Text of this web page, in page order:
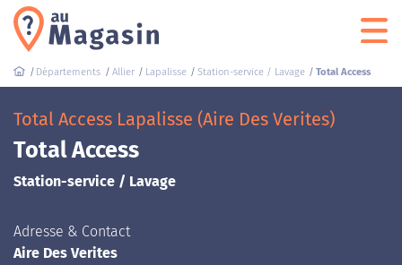
Départements Allier Lapalisse Station-service / Lavage Total Access
Total Access Lapalisse (Aire Des Verites)
Total Access
Station-service / Lavage
Adresse & Contact
Aire Des Verites